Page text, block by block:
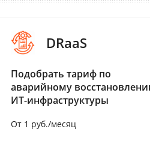
DRaaS
Подобрать тариф по
аварийному
ИТ-инфраструктуры
От 1 руб./месяц